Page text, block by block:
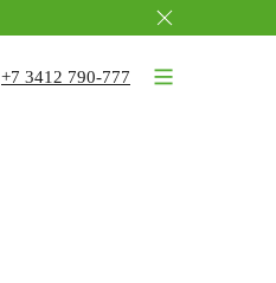
+7 3412 790-777